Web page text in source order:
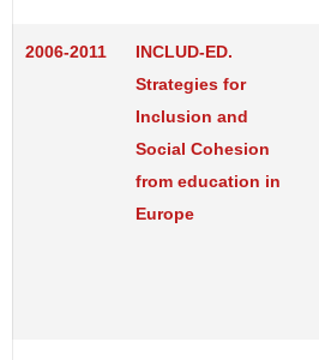
2006-2011
INCLUD-ED.
Strategies for
Inclusion and
Social Cohesion
from education in
Europe